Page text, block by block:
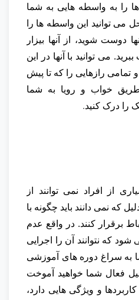
ها را به واسطه هایی به شما
می توانید این واسطه ها را
دوست شوید، از آنها بیزار
می توانید با آنها در این
رازهایی را که تا پیش
خواب و رویا به شما
را درک کنید.
از افراد نمی توانند از
که نمی دانند باید چگونه با
برقرار کنند. در واقع عدم
که نتوانند آن را اجرایی
به سراغ دوره های آموزشی
فعال شما خواهید آموخت
و ویژگی هایی دارد،